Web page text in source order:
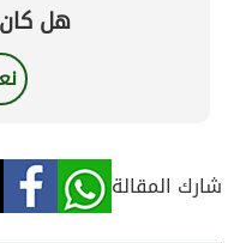
هل
شارك المقالة